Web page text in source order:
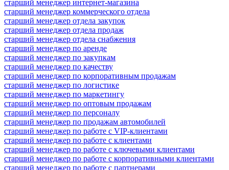
старший менеджер интернет-магазина
старший менеджер коммерческого отдела
старший менеджер отдела закупок
старший менеджер отдела продаж
старший менеджер отдела снабжения
старший менеджер по аренде
старший менеджер по закупкам
старший менеджер по качеству
старший менеджер по корпоративным продажам
старший менеджер по логистике
старший менеджер по маркетингу
старший менеджер по оптовым продажам
старший менеджер по персоналу
старший менеджер по продажам автомобилей
старший менеджер по работе с VIP-клиентами
старший менеджер по работе с клиентами
старший менеджер по работе с ключевыми клиентами
старший менеджер по работе с корпоративными клиентами
старший менеджер по работе с партнерами